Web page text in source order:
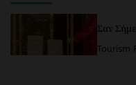
Σαν
Tourism